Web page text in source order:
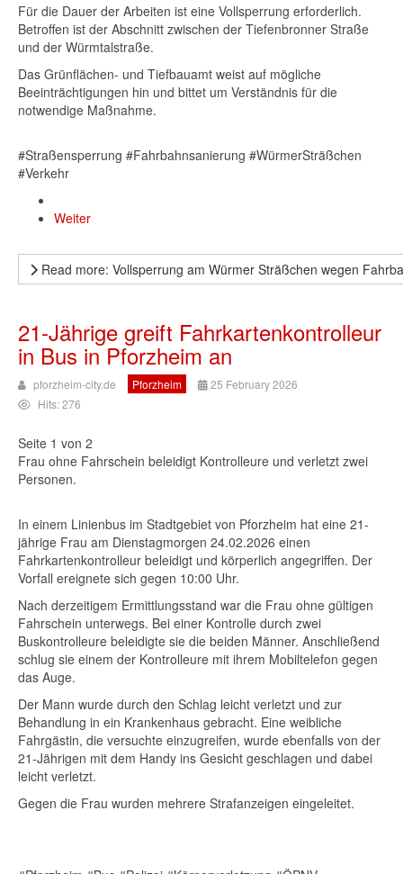
Für die Dauer der Arbeiten ist eine Vollsperrung erforderlich.
Betroffen ist der Abschnitt zwischen der Tiefenbronner Straße
und der Würmtalstraße.
Das Grünflächen- und Tiefbauamt weist auf mögliche
Beeinträchtigungen hin und bittet um Verständnis für die
notwendige Maßnahme.
#Straßensperrung #Fahrbahnsanierung #WürmerSträßchen
#Verkehr
Weiter
Read more: Vollsperrung am Würmer Sträßchen wegen
21-Jährige greift Fahrkartenkontrolleur
in Bus in Pforzheim an
pforzheim-city.de Pforzheim
25 February 2026
Hits: 276
Seite 1 von 2
Frau ohne Fahrschein beleidigt Kontrolleure und verletzt zwei
Personen.
In einem Linienbus im Stadtgebiet von Pforzheim hat eine 21-
jährige Frau am Dienstagmorgen 24.02.2026 einen
Fahrkartenkontrolleur beleidigt und körperlich angegriffen. Der
Vorfall ereignete sich gegen 10:00 Uhr.
Nach derzeitigem Ermittlungsstand war die Frau ohne gültigen
Fahrschein unterwegs. Bei einer Kontrolle durch zwei
Buskontrolleure beleidigte sie die beiden Männer. Anschließend
schlug sie einem der Kontrolleure mit ihrem Mobiltelefon gegen
das Auge.
Der Mann wurde durch den Schlag leicht verletzt und zur
Behandlung in ein Krankenhaus gebracht. Eine weibliche
Fahrgästin, die versuchte einzugreifen, wurde ebenfalls von der
21-Jährigen mit dem Handy ins Gesicht geschlagen und dabei
leicht verletzt.
Gegen die Frau wurden mehrere Strafanzeigen eingeleitet.